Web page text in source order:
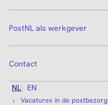
PostNL als werkgever
Contact
NL EN
Vacatures in de